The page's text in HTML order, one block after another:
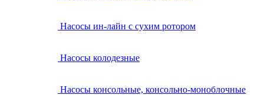
Насосы ин-лайн с сухим ротором
Насосы колодезные
Насосы консольные, консольно-моноблочные